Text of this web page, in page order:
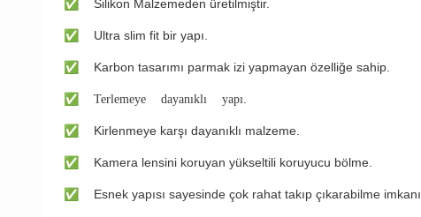
✅ Silikon Malzemeden üretilmiştir.
✅ Ultra slim fit bir yapı.
✅ Karbon tasarımı parmak izi yapmayan özelliğe sahip.
✅ Terlemeye dayanıklı yapı
✅ Kirlenmeye karşı dayanıklı malzeme.
✅ Kamera lensini koruyan yükseltili koruyucu bölme.
✅ Esnek yapısı sayesinde çok rahat takıp çıkarabilme imkanı.